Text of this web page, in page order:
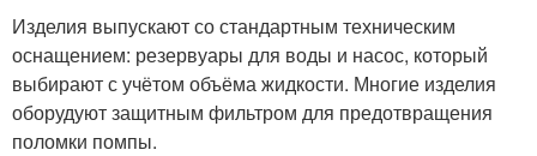
Изделия выпускают со стандартным техническим
оснащением: резервуары для воды и насос, который
выбирают с учётом объёма жидкости. Многие изделия
оборудуют защитным фильтром для предотвращения
поломки помпы.